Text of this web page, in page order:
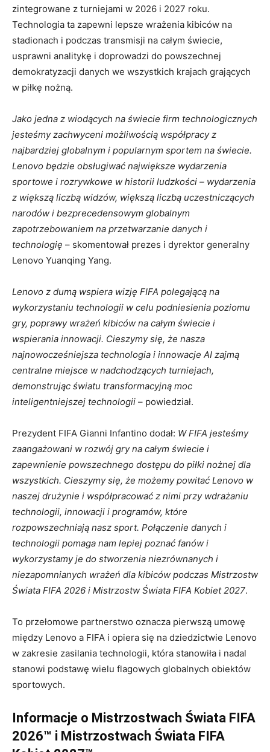
zintegrowane z turniejami w 2026 i 2027 roku.
Technologia ta zapewni lepsze wrażenia kibiców na
stadionach i podczas transmisji na całym świecie,
usprawni analitykę i doprowadzi do powszechnej
demokratyzacji danych we wszystkich krajach grających
w piłkę nożną.
Jako jedna z wiodących na świecie firm technologicznych
jesteśmy zachwyceni możliwością współpracy z
najbardziej globalnym i popularnym sportem na świecie.
Lenovo będzie obsługiwać największe wydarzenia
sportowe i rozrywkowe w historii ludzkości – wydarzenia
z większą liczbą widzów, większą liczbą uczestniczących
narodów i bezprecedensowym globalnym
zapotrzebowaniem na przetwarzanie danych i
technologię – skomentował prezes i dyrektor generalny
Lenovo Yuanqing Yang.
Lenovo z dumą wspiera wizję FIFA polegającą na
wykorzystaniu technologii w celu podniesienia poziomu
gry, poprawy wrażeń kibiców na całym świecie i
wspierania innowacji. Cieszymy się, że nasza
najnowocześniejsza technologia i innowacje AI zajmą
centralne miejsce w nadchodzących turniejach,
demonstrując światu transformacyjną moc
inteligentniejszej technologii – powiedział.
Prezydent FIFA Gianni Infantino dodał: W FIFA jesteśmy
zaangażowani w rozwój gry na całym świecie i
zapewnienie powszechnego dostępu do piłki nożnej dla
wszystkich. Cieszymy się, że możemy powitać Lenovo w
naszej drużynie i współpracować z nimi przy wdrażaniu
technologii, innowacji i programów, które
rozpowszechniają nasz sport. Połączenie danych i
technologii pomaga nam lepiej poznać fanów i
wykorzystamy je do stworzenia niezrównanych i
niezapomnianych wrażeń dla kibiców podczas Mistrzostw
Świata FIFA 2026 i Mistrzostw Świata FIFA Kobiet 2027.
To przełomowe partnerstwo oznacza pierwszą umowę
między Lenovo a FIFA i opiera się na dziedzictwie Lenovo
w zakresie zasilania technologii, która stanowiła i nadal
stanowi podstawę wielu flagowych globalnych obiektów
sportowych.
Informacje o Mistrzostwach Świata FIFA
2026™ i Mistrzostwach Świata FIFA